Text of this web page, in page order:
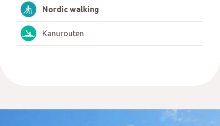
Nordic walking
Kanurouten